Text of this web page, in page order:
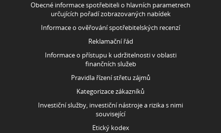
Obecné informace spotřebiteli o hlavních parametrech
určujících pořadí zobrazovaných nabídek
Informace o ověřování spotřebitelských recenzí
Reklamační řád
Informace o přístupu k udržitelnosti v oblasti
finančních služeb
Pravidla řízení střetu zájmů
Kategorizace zákazníků
Investiční služby, investiční nástroje a rizika s nimi
související
Etický kodex